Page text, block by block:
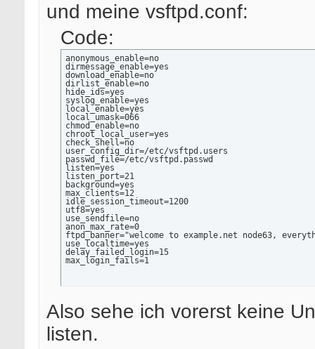
und meine vsftpd.conf:
Code:
anonymous_enable=no
dirmessage_enable=yes
download_enable=no
dirlist_enable=no
hide_ids=yes
syslog_enable=yes
local_enable=yes
local_umask=066
chmod_enable=no
chroot_local_user=yes
check_shell=no
user_config_dir=/etc/vsftpd.users
passwd_file=/etc/vsftpd.passwd
listen=yes
listen_port=21
background=yes
max_clients=12
idle_session_timeout=1200
utf8=yes
use_sendfile=no
anon_max_rate=0
ftpd_banner="welcome to example.net node63,
use_localtime=yes
delay_failed_login=15
max_login_fails=1
Also sehe ich vorerst keine
listen.